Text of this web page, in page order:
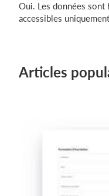
Oui. Les données sont
accessibles
Articles